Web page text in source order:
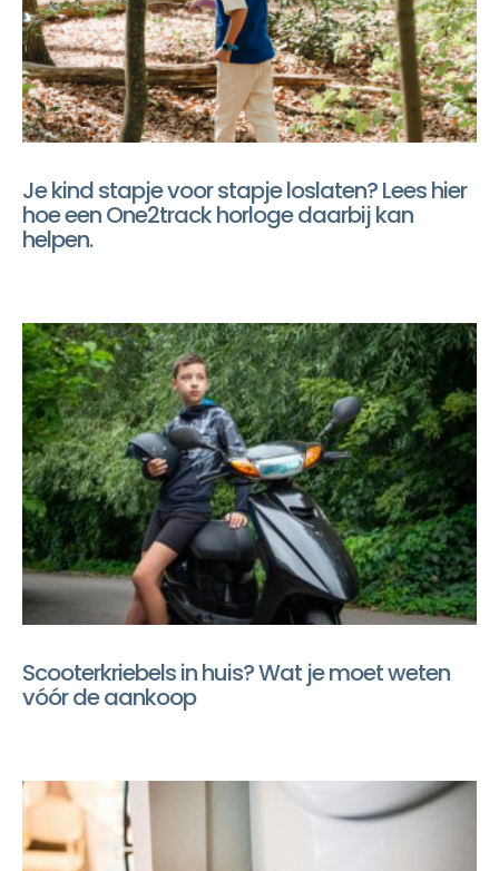
Je kind stapje voor stapje loslaten? Lees hier
hoe een One2track horloge daarbij kan
helpen.
Scooterkriebels in huis? Wat je moet weten
vóór de aankoop